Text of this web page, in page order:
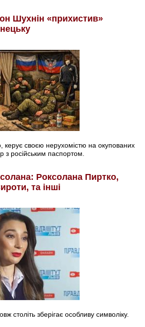
Шухнін «прихистив»
керує своєю нерухомістю на окупованих
з російським паспортом.
Роксолана Пиртко,
та інші
століть зберігає особливу символіку.